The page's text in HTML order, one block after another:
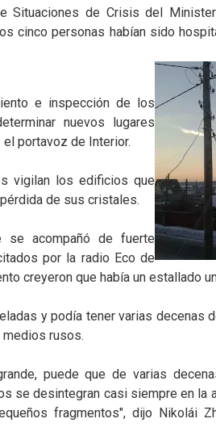
Situaciones de Crisis del
cinco personas habían sido
e inspección de los
nuevos lugares
portavoz de Interior.
vigilan los edificios que
de sus cristales.
se acompañó de fuerte
por la radio Eco de
creyeron que había un estallado
y podía tener varias decenas
rusos.
puede que de varias
se desintegran casi siempre en la
fragmentos", dijo Nikolái